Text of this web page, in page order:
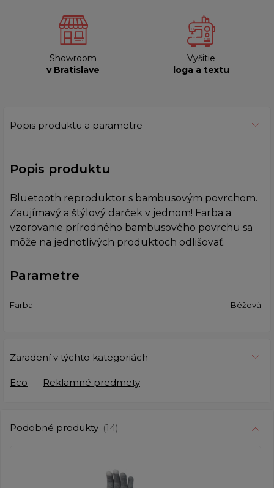
Showroom
v Bratislave
Vyšitie
loga a textu
Popis produktu a parametre
Popis produktu
Bluetooth reproduktor s bambusovým povrchom.
Zaujímavý a štýlový darček v jednom! Farba a
vzorovanie prírodného bambusového povrchu sa
môže na jednotlivých produktoch odlišovať.
Parametre
Farba Béžová
Zaradení v týchto kategoriách
Eco Reklamné predmety
Podobné produkty (14)